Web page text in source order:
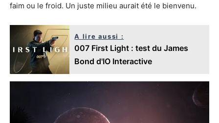
faim ou le froid. Un juste milieu aurait été le bienvenu.
A lire aussi :
007 First Light : test du James
Bond d'IO Interactive